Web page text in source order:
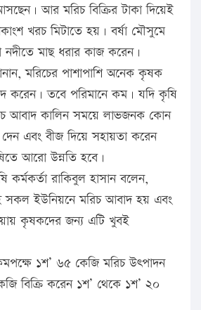
আর মরিচ বিক্রির টাকা দিয়েই
খরচ মিটাতে হয়। বর্ষা মৌসুমে
মাছ ধরার কাজ করেন।
মরিচের পাশাপাশি অনেক কৃষক
করেন। তবে পরিমানে কম। যদি কৃষি
আবাদ কালিন সময়ে লাভজনক কোন
এবং বীজ দিয়ে সহায়তা করেন
আরো উন্নতি হবে।
রাকিবুল হাসান বলেন,
সকল ইউনিয়নে মরিচ আবাদ হয় এবং
কৃষকদের জন্য এটি খুবই
১শ’ ৬৫ কেজি মরিচ উৎপাদন
বিক্রি করেন ১শ’ থেকে ১শ’ ২০